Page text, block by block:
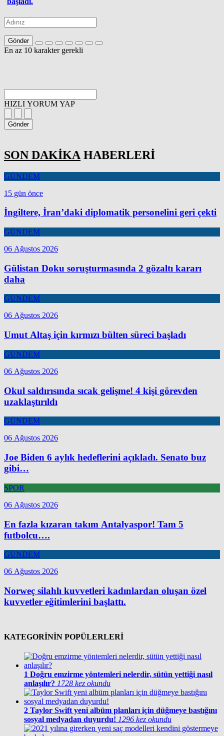
Gönder
En az 10 karakter gerekli
HIZLI YORUM YAP
Gönder
SON DAKİKA HABERLERİ
GÜNDEM
15 gün önce
İngiltere, İran’daki diplomatik personelini geri çekti
GÜNDEM
06 Ağustos 2026
Gülistan Doku soruşturmasında 2 gözaltı kararı
daha
GÜNDEM
06 Ağustos 2026
Umut Altaş için kırmızı bülten süreci başladı
GÜNDEM
06 Ağustos 2026
Okul saldırısında sıcak gelişme! 4 kişi görevden
uzaklaştırıldı
GÜNDEM
06 Ağustos 2026
Joe Biden 6 aylık hedeflerini açıkladı. Senato buz
gibi…
SPOR
06 Ağustos 2026
En fazla kızaran takım Antalyaspor! Tam 5
futbolcu….
GÜNDEM
06 Ağustos 2026
Norweç silahlı kuvvetleri kadınlardan oluşan özel
kuvvetler eğitimlerini başlattı.
KATEGORİNİN POPÜLERLERİ
1 Doğru emzirme yöntemleri nelerdir, sütün yettiği nasıl
anlaşılır? 1728 kez okundu
2 Taylor Swift yeni albüm planları için düğmeye bastığını
sosyal medyadan duyurdu! 1296 kez okundu